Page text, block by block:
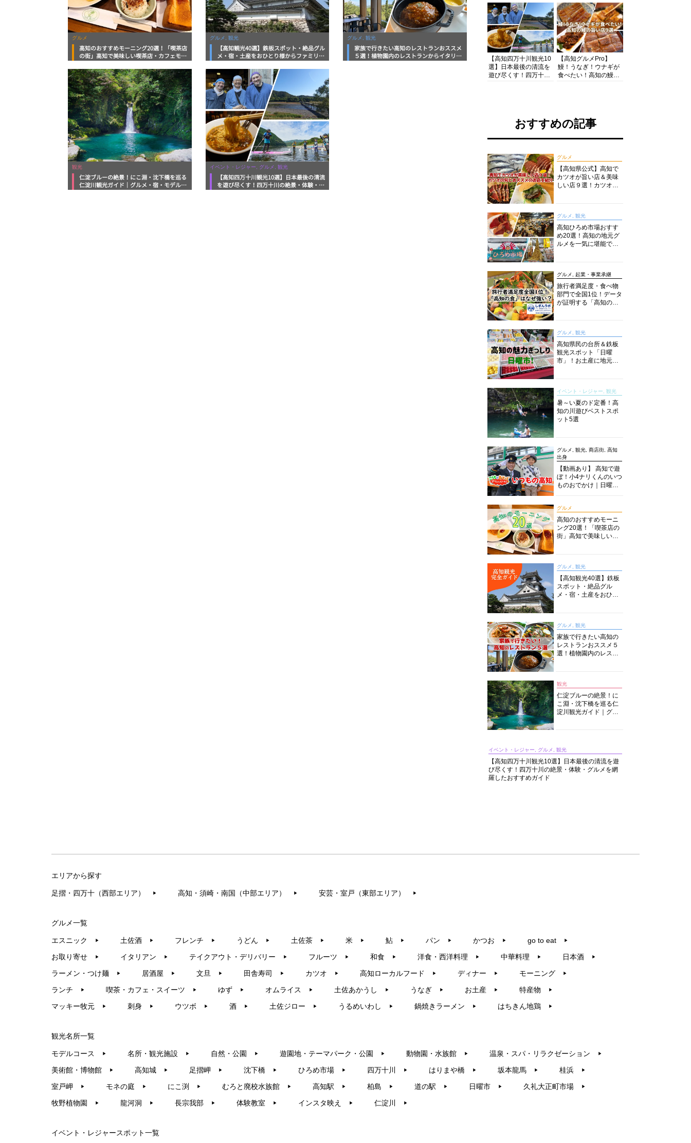
グルメ
高知のおすすめモーニング20選！「喫茶店
の街」高知で美味しい喫茶店・カフェモー
グルメ, 観光
【高知観光40選】鉄板スポット・絶品グル
メ・宿・土産をおひとり様からファミリー
グルメ, 観光
家族で行きたい高知のレストランおススメ
５選！植物園内のレストランからイタリア
観光
仁淀ブルーの絶景！にこ淵・沈下橋を巡る
仁淀川観光ガイド｜グルメ・宿・モデルコ
イベント・レジャー, グルメ, 観光
【高知四万十川観光10選】日本最後の清流
を遊び尽くす！四万十川の絶景・体験・グ
知グルメPro】
グをいただきます！
【高知四万十川観光10
選】日本最後の清流を
遊び尽くす！四万十川
【高知グルメPro】
鰻！うなぎ！ウナギが
食べたい！高知の鰻の
おすすめの記事
グルメ
【高知県公式】高知で
カツオが旨い店＆美味
しい店９選！カツオの
グルメ, 観光
高知ひろめ市場おすす
め20選！高知の地元グ
ルメを一気に堪能でき
グルメ, 起業・事業承継
旅行者満足度・食べ物
部門で全国1位！データ
が証明する「高知の
グルメ, 観光
高知県民の台所＆鉄板
観光スポット「日曜
市」！お土産に地元野
説！
イベント・レジャー, 観光
暑～い夏のド定番！高
知の川遊びベストスポ
ット5選
グルメ, 観光, 商店街, 高知
出身
【動画あり】 高知で遊
ぼ！小4ナリくんのいつ
ものおでかけ｜日曜市
グルメ
高知のおすすめモーニ
ング20選！「喫茶店の
街」高知で美味しい喫
グルメ, 観光
【高知観光40選】鉄板
スポット・絶品グル
メ・宿・土産をおひと
グルメ, 観光
家族で行きたい高知の
レストランおススメ５
選！植物園内のレスト
観光
仁淀ブルーの絶景！に
こ淵・沈下橋を巡る仁
淀川観光ガイド｜グル
イベント・レジャー, グルメ, 観光
【高知四万十川観光10選】日本最後の清流を遊
び尽くす！四万十川の絶景・体験・グルメを網
羅したおすすめガイド
エリアから探す
足摺・四万十（西部エリア） ▶︎ 高知・須崎・南国（中部エリア） ▶︎ 安芸・室戸（東部エリア） ▶︎
グルメ一覧
エスニック ▶︎ 土佐酒 ▶︎ フレンチ ▶︎ うどん ▶︎ 土佐茶 ▶︎ 米 ▶︎ 鮎 ▶︎ パン ▶︎ かつお ▶︎ go to eat ▶︎
お取り寄せ ▶︎ イタリアン ▶︎ テイクアウト・デリバリー ▶︎ フルーツ ▶︎ 和食 ▶︎ 洋食・西洋料理 ▶︎ 中華料理 ▶︎ 日本酒 ▶︎
ラーメン・つけ麺 ▶︎ 居酒屋 ▶︎ 文旦 ▶︎ 田舎寿司 ▶︎ カツオ ▶︎ 高知ローカルフード ▶︎ ディナー ▶︎ モーニング ▶︎
ランチ ▶︎ 喫茶・カフェ・スイーツ ▶︎ ゆず ▶︎ オムライス ▶︎ 土佐あかうし ▶︎ うなぎ ▶︎ お土産 ▶︎ 特産物 ▶︎
マッキー牧元 ▶︎ 刺身 ▶︎ ウツボ ▶︎ 酒 ▶︎ 土佐ジロー ▶︎ うるめいわし ▶︎ 鍋焼きラーメン ▶︎ はちきん地鶏 ▶︎
観光名所一覧
モデルコース ▶︎ 名所・観光施設 ▶︎ 自然・公園 ▶︎ 遊園地・テーマパーク・公園 ▶︎ 動物園・水族館 ▶︎ 温泉・スパ・リラクゼーション ▶︎
美術館・博物館 ▶︎ 高知城 ▶︎ 足摺岬 ▶︎ 沈下橋 ▶︎ ひろめ市場 ▶︎ 四万十川 ▶︎ はりまや橋 ▶︎ 坂本龍馬 ▶︎ 桂浜 ▶︎
室戸岬 ▶︎ モネの庭 ▶︎ にこ渕 ▶︎ むろと廃校水族館 ▶︎ 高知駅 ▶︎ 柏島 ▶︎ 道の駅 ▶︎ 日曜市 ▶︎ 久礼大正町市場 ▶︎
牧野植物園 ▶︎ 龍河洞 ▶︎ 長宗我部 ▶︎ 体験教室 ▶︎ インスタ映え ▶︎ 仁淀川 ▶︎
イベント・レジャースポット一覧